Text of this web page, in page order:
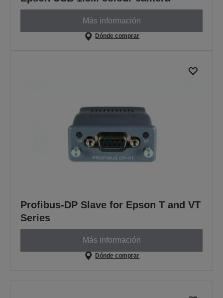
Más información
Dónde comprar
Profibus-DP Slave for Epson T and VT
Series
Más información
Dónde comprar